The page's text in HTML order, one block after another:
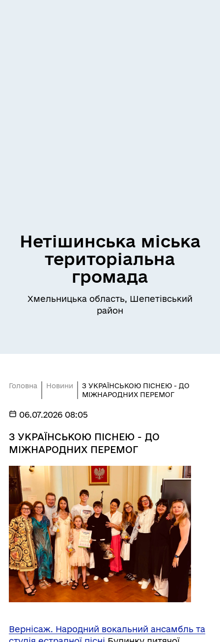
Нетішинська міська
територіальна
громада
Хмельницька область, Шепетівський
район
Головна Новини
З УКРАЇНСЬКОЮ ПІСНЕЮ - ДО
МІЖНАРОДНИХ ПЕРЕМОГ
06.07.2026 08:05
З УКРАЇНСЬКОЮ ПІСНЕЮ - ДО
МІЖНАРОДНИХ ПЕРЕМОГ
Вернісаж. Народний вокальний ансамбль та